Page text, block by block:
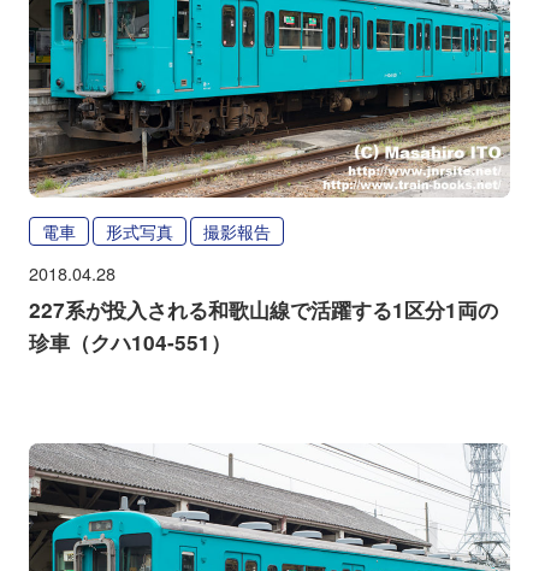
電車 形式写真 撮影報告
2018.04.28
227系が投入される和歌山線で活躍する1区分1両の
珍車（クハ104-551）